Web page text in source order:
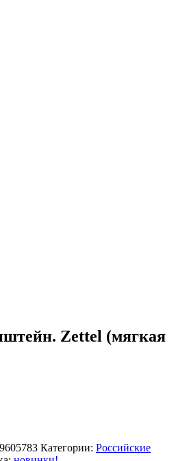
Zettel (мягкая
Категории: Российские